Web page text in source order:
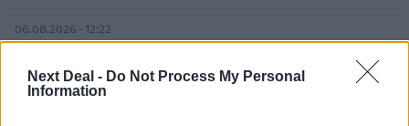
Next Deal - Do Not Process My Personal
Information
06.08.2026 - 12:22
Kavita Patel - PhARMA Innovation Forum: Ένα στα πέντε